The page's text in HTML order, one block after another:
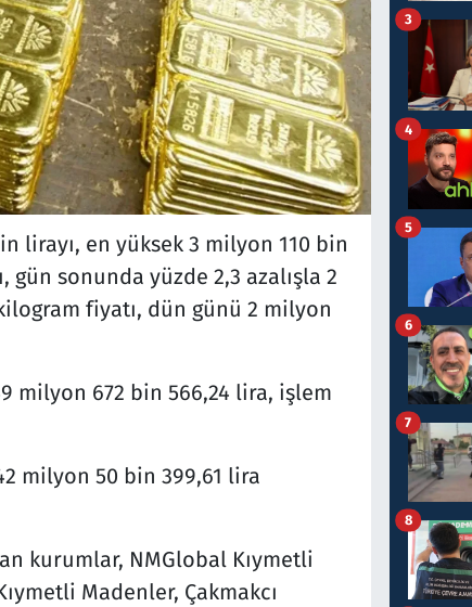
lirayı, en yüksek 3 milyon 110 bin
gün sonunda yüzde 2,3 azalışla 2
fiyatı, dün günü 2 milyon
milyon 672 bin 566,24 lira, işlem
milyon 50 bin 399,61 lira
kurumlar, NMGlobal Kıymetli
Madenler, Çakmakcı
3
4
5
6
7
8